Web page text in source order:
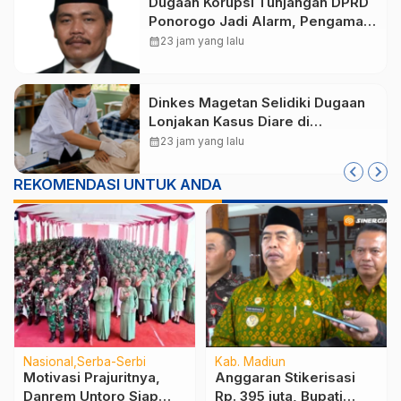
Ponorogo Jadi Alarm, Pengamat
Minta Magetan Perkuat Tata
calendar_month23 jam yang lalu
Dinkes Magetan Selidiki Dugaan
Lonjakan Kasus Diare di
Lembeyan, Lakukan Penyelidikan
calendar_month23 jam yang lalu
REKOMENDASI UNTUK ANDA
Nasional Serba-Serbi
Motivasi Prajuritnya,
Danrem Untoro Siap
Kab. Madiun
Anggaran Stikerisasi
Rp. 395 juta, Bupati